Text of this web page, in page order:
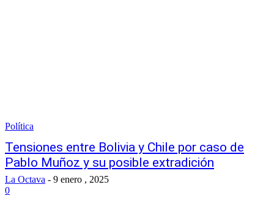
Política
Tensiones entre Bolivia y Chile por caso de
Pablo Muñoz y su posible extradición
La Octava - 9 enero , 2025
0